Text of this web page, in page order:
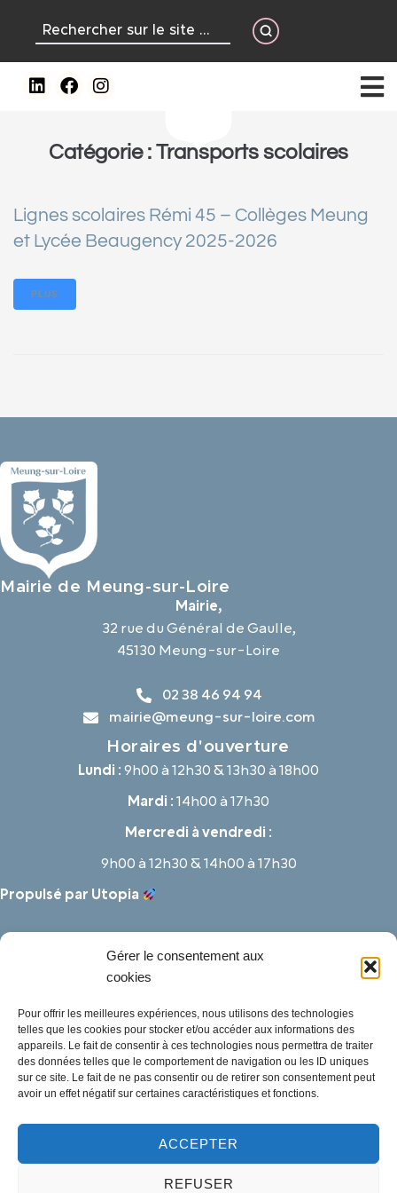
Gérer le consentement aux
cookies
Pour offrir les meilleures expériences, nous utilisons des technologies
telles que les cookies pour stocker et/ou accéder aux informations des
appareils. Le fait de consentir à ces technologies nous permettra de traiter
des données telles que le comportement de navigation ou les ID uniques
sur ce site. Le fait de ne pas consentir ou de retirer son consentement peut
avoir un effet négatif sur certaines caractéristiques et fonctions.
ACCEPTER
REFUSER
principal
Catégorie : Transports scolaires
Lignes scolaires Rémi 45 – Collèges Meung
et Lycée Beaugency 2025-2026
PLUS
Mairie de Meung-sur-Loire
Mairie,
32 rue du Général de Gaulle,
45130 Meung-sur-Loire
02 38 46 94 94
mairie@meung-sur-loire.com
Horaires d'ouverture
Lundi :9h00 à 12h30 & 13h30 à 18h00
Mardi :14h00 à 17h30
Mercredi à vendredi :
9h00 à 12h30 & 14h00 à 17h30
Propulsé par Utopia
Mentions légales